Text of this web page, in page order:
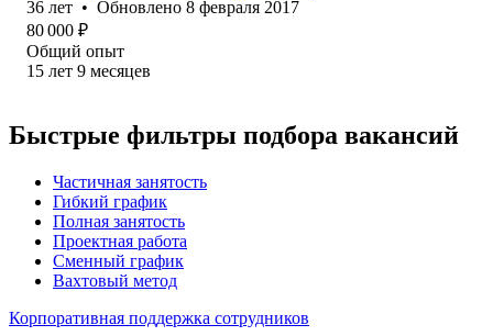
36 лет • Обновлено 8 февраля 2017
80 000 ₽
Общий опыт
15 лет 9 месяцев
Быстрые фильтры подбора вакансий
Частичная занятость
Гибкий график
Полная занятость
Проектная работа
Сменный график
Вахтовый метод
Корпоративная поддержка сотрудников